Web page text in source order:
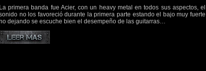
La primera banda fue Acier, con un heavy metal en todos sus aspectos, el
no los favoreció durante la primera parte estando el bajo muy fuerte
dejando se escuche bien el desempeño de las guitarras…